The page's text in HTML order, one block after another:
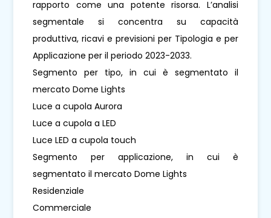
rapporto come una potente risorsa. L’analisi
segmentale si concentra su capacità
produttiva, ricavi e previsioni per Tipologia e per
Applicazione per il periodo 2023-2033.
Segmento per tipo, in cui è segmentato il
mercato Dome Lights
Luce a cupola Aurora
Luce a cupola a LED
Luce LED a cupola touch
Segmento per applicazione, in cui è
segmentato il mercato Dome Lights
Residenziale
Commerciale